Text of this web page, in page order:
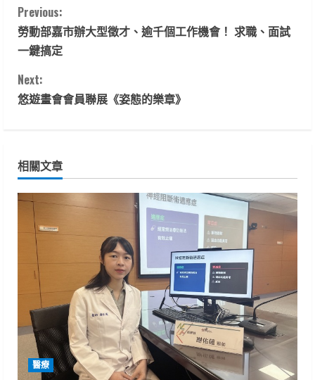
C
o
n
t
n
u
d
i
Previous:
勞動部嘉市辦大型徵才、逾千個工作機會！ 求職、面試
一鍵搞定
Next:
悠遊畫會會員聯展《姿態的樂章》
相關文章
醫療